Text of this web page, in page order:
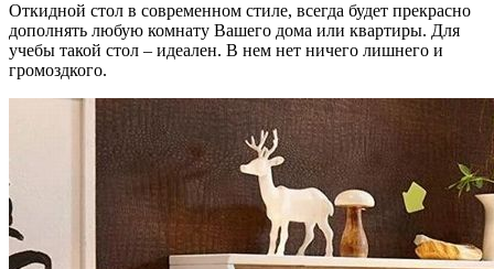
Откидной стол в современном стиле, всегда будет прекрасно
дополнять любую комнату Вашего дома или квартиры. Для
учебы такой стол – идеален. В нем нет ничего лишнего и
громоздкого.